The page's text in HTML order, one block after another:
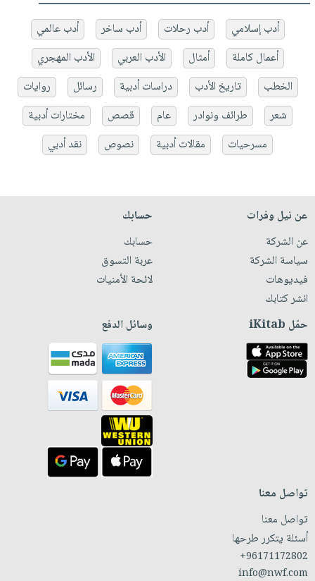
أدب إسلامي أدب رحلات أدب ساخر
أدب عالمي
أعمال كاملة
أمثال الأدب العربي
الأدب المهجري
الخطب
تاريخ الأدب دراسات أدبية رسائل
روايات
شعر
طرائف ونوادر عام قصص
مختارات أدبية
مسرحيات
مقالات أدبية نصوص نقد أدبي
عن نيل وفرات
عن الشركة
سياسة الشركة
فيديوهات
انشر كتابك
حسابك
حسابك
عربة التسوق
لائحة الأمنيات
حمّل iKitab وسائل الدفع
تواصل معنا
تواصل معنا
أسئلة يتكرر طرحها
+96171172802
info@nwf.com